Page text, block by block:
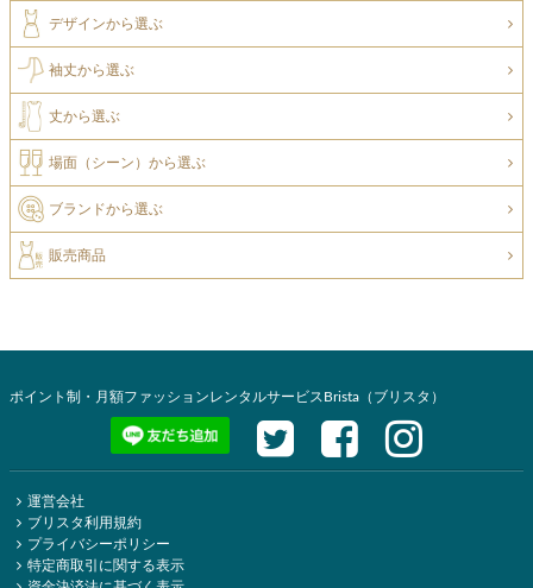
デザインから選ぶ
袖丈から選ぶ
丈から選ぶ
場面（シーン）から選ぶ
ブランドから選ぶ
販売商品
ポイント制・月額ファッションレンタルサービスBrista（ブリスタ）
運営会社
ブリスタ利用規約
プライバシーポリシー
特定商取引に関する表示